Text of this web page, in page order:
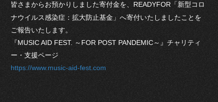
皆さまからお預かりしました寄付金を、READYFOR「新型コロ
ナウイルス感染症：拡大防止基金」へ寄付いたしましたことを
ご報告いたします。
『MUSIC AID FEST. ～FOR POST PANDEMIC～』チャリティ
ー・支援ページ
https://www.music-aid-fest.com